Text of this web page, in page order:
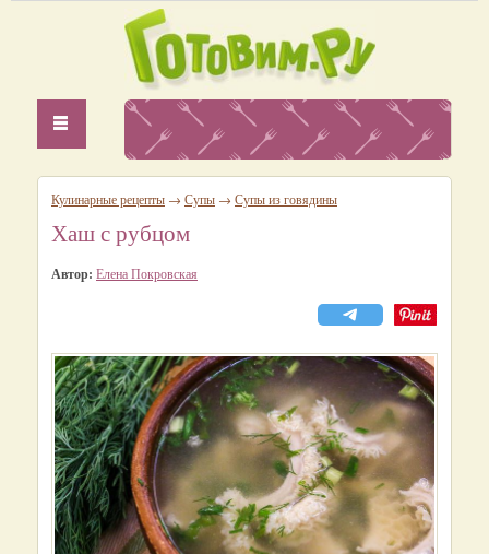
Кулинарные рецепты → Супы → Супы из говядины
Хаш с рубцом
Автор: Елена Покровская